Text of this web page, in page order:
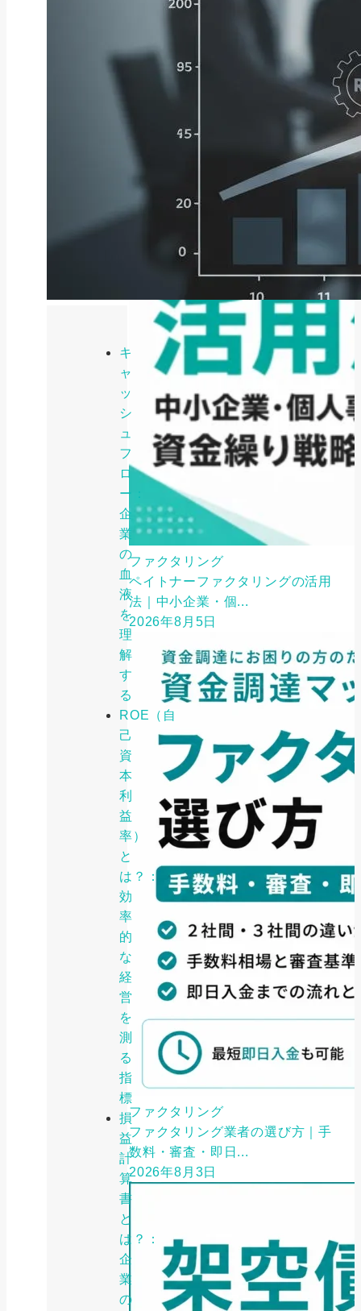
キ
ャ
ッ
シ
ュ
フ
ロ
ー：
企
業
の
血
液
を
理
解
す
る
ROE（自
己
資
本
利
益
率）
と
は？：
効
率
的
な
経
営
を
測
る
指
標
損
益
計
算
書
と
は？：
企
業
の
ファクタリングとは？仕組み・メ
ファクタリング
ペイトナーファクタリングの活用
法｜中小企業・個...
2026年8月5日
ファクタリング
ファクタリング業者の選び方｜手
数料・審査・即日...
2026年8月3日